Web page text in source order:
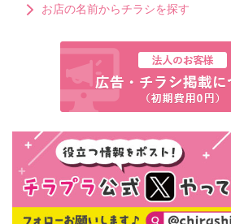
お店の名前からチラシを探す